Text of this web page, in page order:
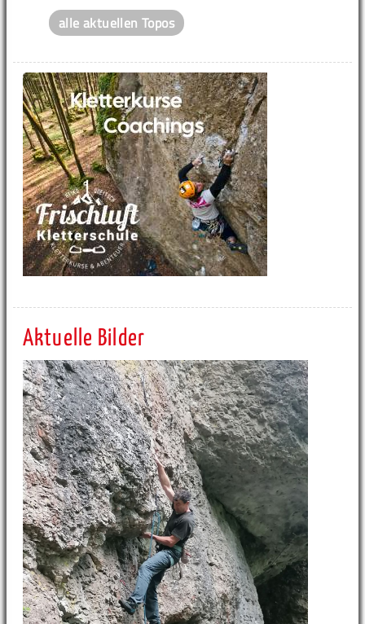
alle aktuellen Topos
Aktuelle Bilder